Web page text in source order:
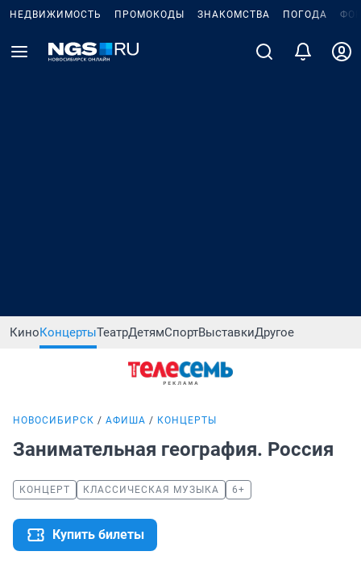
НЕДВИЖИМОСТЬ ПРОМОКОДЫ ЗНАКОМСТВА ПОГОДА
КиноКонцертыТеатрДетямСпортВыставкиДругое
НОВОСИБИРСК АФИША КОНЦЕРТЫ
Занимательная география. Россия
КОНЦЕРТ КЛАССИЧЕСКАЯ МУЗЫКА 6+
Купить билеты